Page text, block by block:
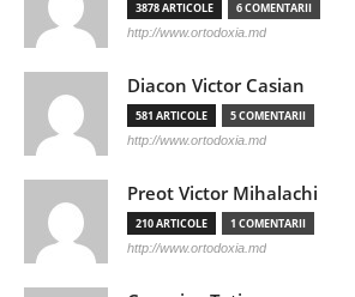
3878 ARTICOLE 6 COMENTARII
http://www.ortodoxia.md
Diacon Victor Casian
581 ARTICOLE 5 COMENTARII
http://www.ortodoxia.md
Preot Victor Mihalachi
210 ARTICOLE 1 COMENTARII
http://www.ortodoxia.md